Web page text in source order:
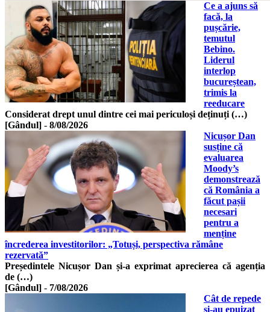
Ce a ajuns să
facă, la
pușcărie,
temutul
Bebino.
Liderul
interlop
bucureștean,
trimis la
reeducare
Considerat drept unul dintre cei mai periculoși deținuți (…)
[Gândul] - 8/08/2026
Nicușor Dan
susține că
evaluarea
Moody’s
demonstrează
că România a
făcut pașii
necesari
pentru a
menține
încrederea investitorilor: „Totuși, perspectiva rămâne
rezervată”
Președintele Nicușor Dan și-a exprimat aprecierea că agenția
de (…)
[Gândul] - 7/08/2026
Cât de repede
și-au epuizat